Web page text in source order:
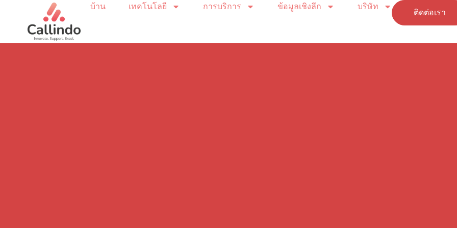
บ้าน เทคโนโลยี การบริการ ข้อมูลเชิงลึก บริษัท
ติดต่อเรา